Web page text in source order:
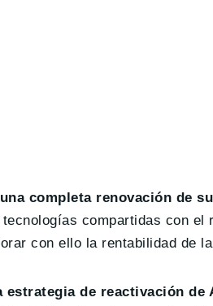
completa renovación de
compartidas con
con ello la rentabilidad de
de reactivación de